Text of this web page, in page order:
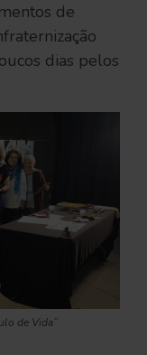
de
dias pelos
de Vida”